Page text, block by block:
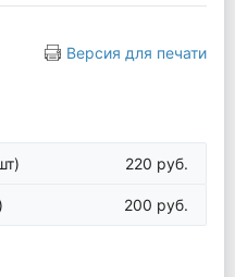
Версия для печати
220 руб.
200 руб.